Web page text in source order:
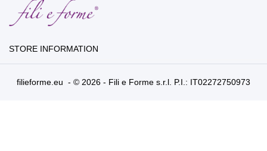
STORE INFORMATION
filieforme.eu - © 2026 - Fili e Forme s.r.l. P.I.: IT02272750973